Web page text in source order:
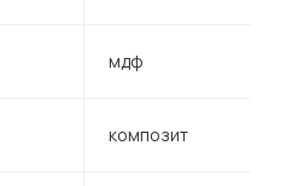
мдф
композит